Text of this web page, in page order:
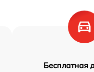
Бесплатная